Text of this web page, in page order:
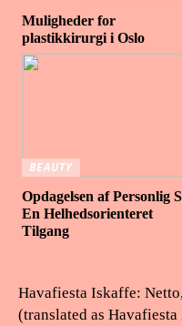
Muligheder for
plastikkirurgi i Oslo
BEAUTY
Opdagelsen af Personlig
En Helhedsorienteret
Tilgang
Havafiesta Iskaffe:
(translated as